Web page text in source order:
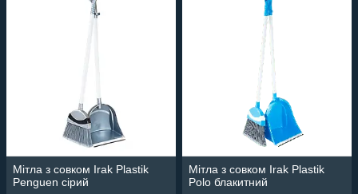
Мітла з совком Irak Plastik
Penguen сірий
Мітла з совком Irak Plastik
Polo блакитний